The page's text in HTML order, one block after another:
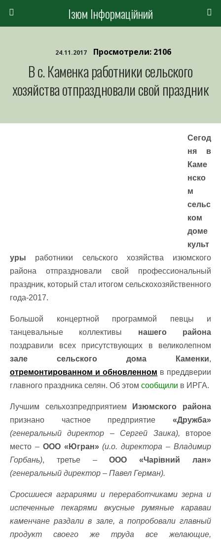
Ізюм Інформаційний
24.11.2017 Просмотрели: 2106
В с. Каменка работники сельского
хозяйства отпраздновали свой праздник
Сегод
ня в
Каме
нско
м
сельс
ком
доме
культ
уры работники сельского хозяйства изюмского
района отпраздновали свой профессиональный
праздник, который стал итогом сельскохозяйственного
года-2017.
Большой концертной программой певцы и
танцевальные коллективы нашего района
поздравили всех присутствующих в великолепном
зале сельского дома Каменки,
отремонтированном и обновленном в преддверии
главного праздника селян. Об этом сообщили в ИРГА.
Лучшим сельхозпредприятием
Изюмского района
признано частное предприятие «Дружба»
(генеральный директор – Сергей Заика), второе
место – ООО «Югран» (и.о. директора – Владимир
Горбань), третье –ООО «Чарівний лан»
(генеральный директор – Павел Герман).
Сросшиеся аграриями и переработчиками зерна и
испеченные пекарями вкусные румяные караваи
каменчане раздали в зале, а попробовали главный
продукт своего же труда все желающие,